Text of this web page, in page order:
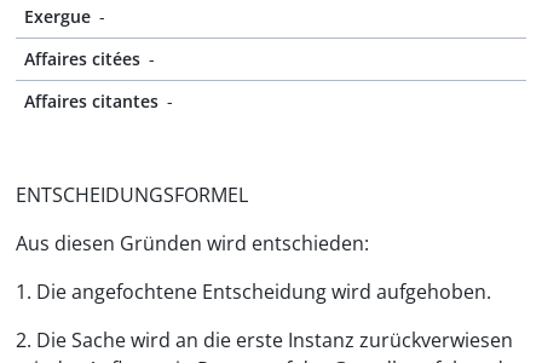
Exergue -
Affaires citées -
Affaires citantes -
ENTSCHEIDUNGSFORMEL
Aus diesen Gründen wird entschieden:
1. Die angefochtene Entscheidung wird aufgehoben.
2. Die Sache wird an die erste Instanz zurückverwiesen